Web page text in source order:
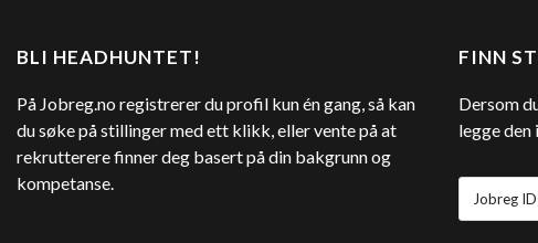
FINN
Dersom
legge den
BLI HEADHUNTET!
På Jobreg.no registrerer du profil kun én gang, så kan
du søke på stillinger med ett klikk, eller vente på at
rekrutterere finner deg basert på din bakgrunn og
kompetanse.